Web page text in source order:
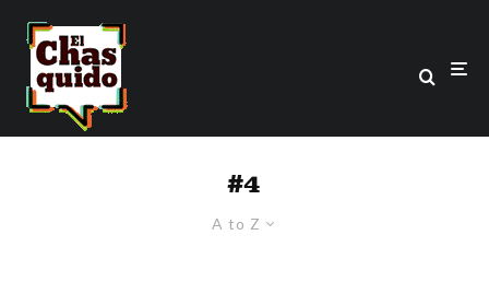
#4
A to Z